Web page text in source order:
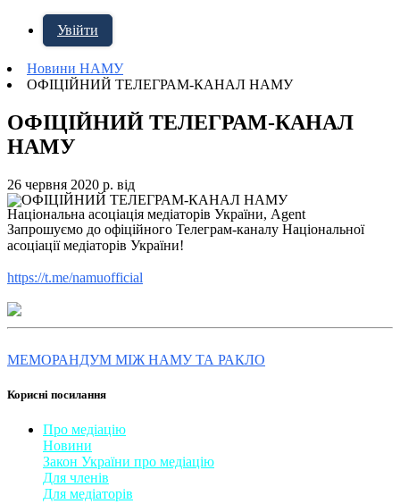
Увійти
Новини НАМУ
ОФІЦІЙНИЙ ТЕЛЕГРАМ-КАНАЛ НАМУ
ОФІЦІЙНИЙ ТЕЛЕГРАМ-КАНАЛ
НАМУ
26 червня 2020 р. від
Національна асоціація медіаторів України, Agent
Запрошуємо до офіційного Телеграм-каналу Національної
асоціації медіаторів України!
https://t.me/namuofficial
МЕМОРАНДУМ МІЖ НАМУ ТА РАКЛО
Корисні посилання
Про медіацію
Новини
Закон України про медіаці​ю
Для членів
Для медіаторів